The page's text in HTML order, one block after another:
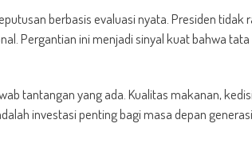
berbasis evaluasi nyata. Presiden tidak
Pergantian ini menjadi sinyal kuat bahwa tata
tantangan yang ada. Kualitas makanan,
investasi penting bagi masa depan